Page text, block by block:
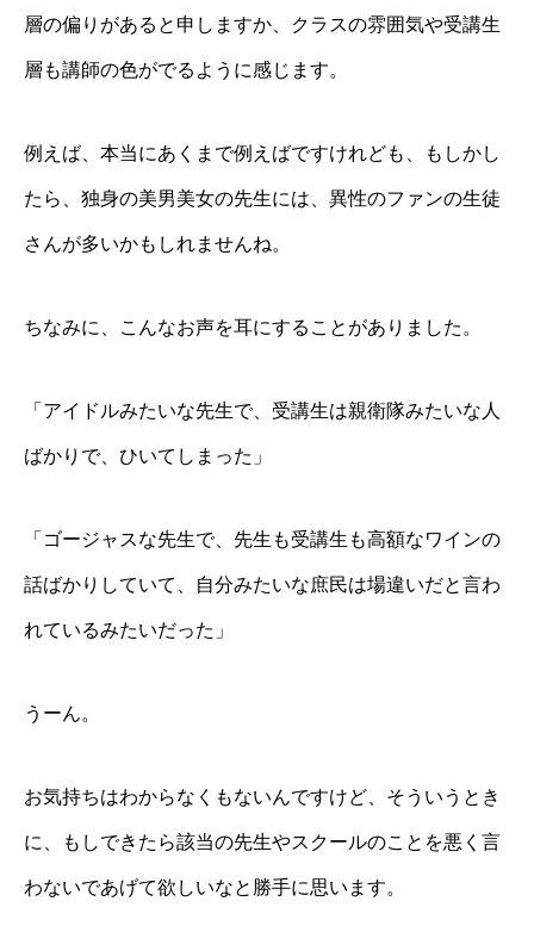
層の偏りがあると申しますか、クラスの雰囲気や受講生
層も講師の色がでるように感じます。
例えば、本当にあくまで例えばですけれども、もしかし
たら、独身の美男美女の先生には、異性のファンの生徒
さんが多いかもしれませんね。
ちなみに、こんなお声を耳にすることがありました。
「アイドルみたいな先生で、受講生は親衛隊みたいな人
ばかりで、ひいてしまった」
「ゴージャスな先生で、先生も受講生も高額なワインの
話ばかりしていて、自分みたいな庶民は場違いだと言わ
れているみたいだった」
うーん。
お気持ちはわからなくもないんですけど、そういうとき
に、もしできたら該当の先生やスクールのことを悪く言
わないであげて欲しいなと勝手に思います。